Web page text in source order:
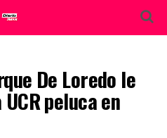
De Loredo le
peluca en